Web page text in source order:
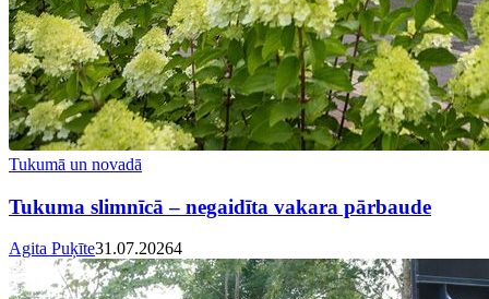
Tukumā un novadā
Tukuma slimnīcā – negaidīta vakara pārbaude
Agita Puķīte31.07.20264